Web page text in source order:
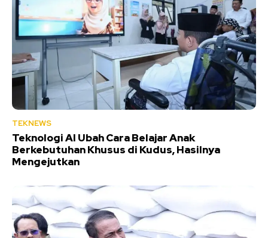
TEKNEWS
Teknologi AI Ubah Cara Belajar Anak
Berkebutuhan Khusus di Kudus, Hasilnya
Mengejutkan